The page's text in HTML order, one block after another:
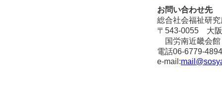
お問い合わせ先
総合社会福祉研究
〒543-0055 大阪
国労南近畿会館
電話06-6779-
e-mail: